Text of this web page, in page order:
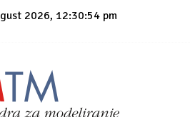
2026, 12:30:54 pm